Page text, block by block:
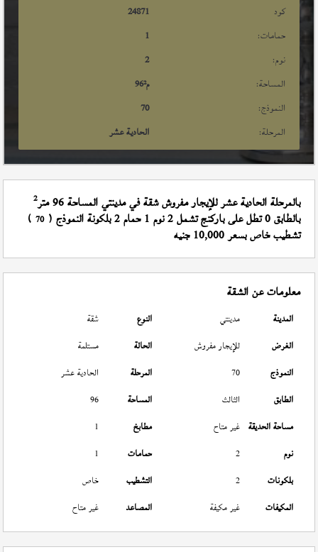
كود
24871
حمامات:
1
نوم:
2
المساحة:
96م²
النموذج:
70
المرحلة:
الحادية عشر
بالمرحلة الحادية عشر للإيجار مفروش شقة في مدينتي المساحة 96 متر 2
بالطابق 0 تطل على باركنج تشمل 2 نوم 1 حمام 2 بلكونة النموذج ( 70
)
تشطيب خاص بسعر 10,000 جنيه
معلومات عن الشقة
المدينة مدينتي النوع
شقة
الغرض
للإيجار مفروش الحالة
مستلمة
النموذج
70 المرحلة
الحادية عشر
الطابق
الثالث المساحة
96
مساحة الحديقة غير متاح مطابخ
1
نوم
2 حمامات
1
بلكونات
2 التشطيب
خاص
المكيفات
غير مكيفة المصاعد غير متاح